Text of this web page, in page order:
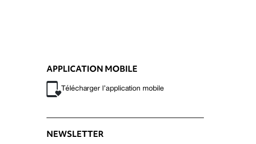
APPLICATION MOBILE
Télécharger l’application mobile
NEWSLETTER